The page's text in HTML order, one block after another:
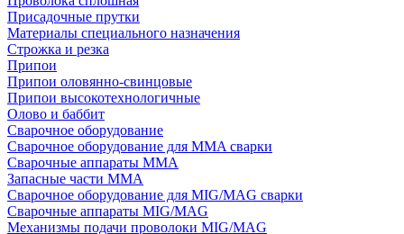
Присадочные прутки
Материалы специального назначения
Строжка и резка
Припои
Припои оловянно-свинцовые
Припои высокотехнологичные
Олово и баббит
Сварочное оборудование
Сварочное оборудование для MMA сварки
Сварочные аппараты MMA
Запасные части MMA
Сварочное оборудование для MIG/MAG сварки
Сварочные аппараты MIG/MAG
Механизмы подачи проволоки MIG/MAG